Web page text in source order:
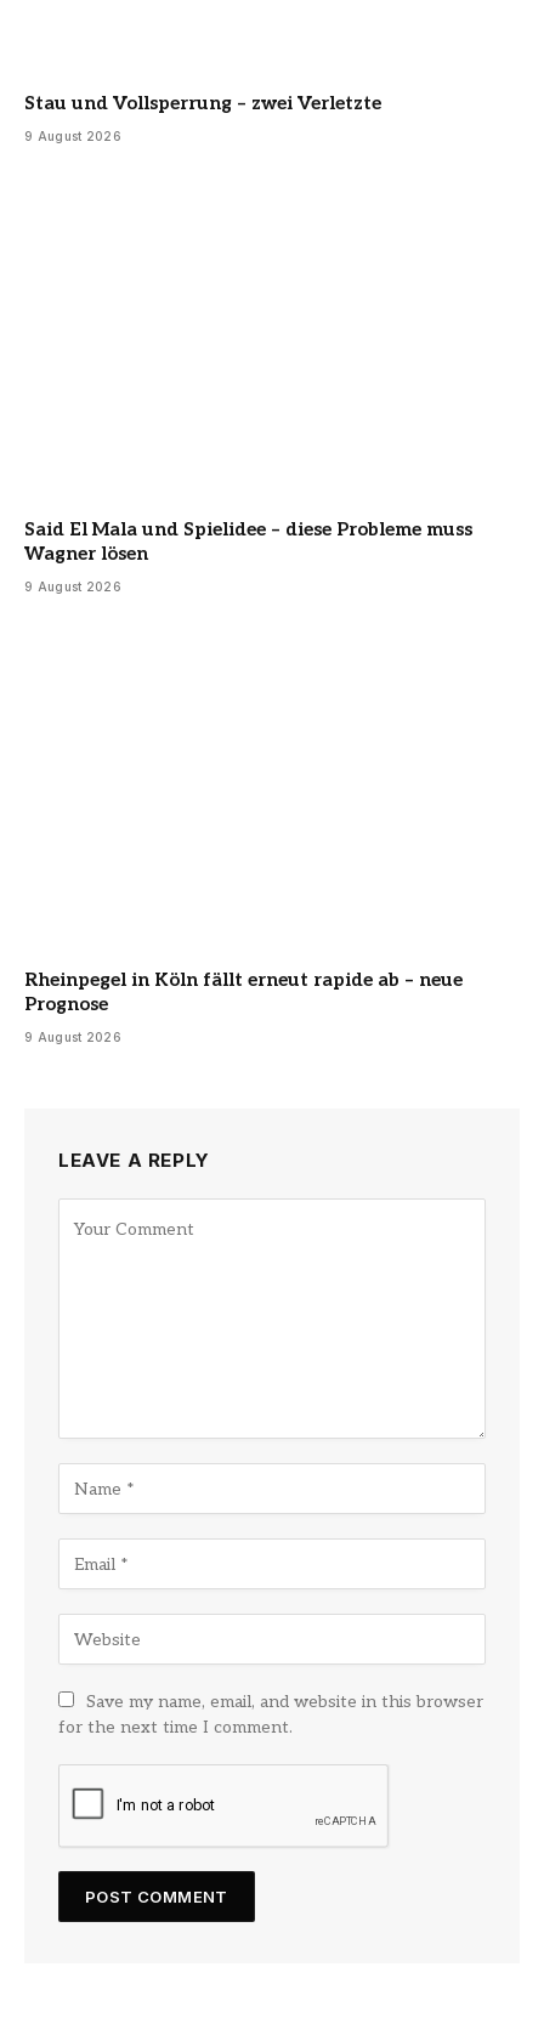
Stau und Vollsperrung – zwei Verletzte
9 August 2026
Said El Mala und Spielidee – diese Probleme muss
Wagner lösen
9 August 2026
Rheinpegel in Köln fällt erneut rapide ab – neue
Prognose
9 August 2026
LEAVE A REPLY
Save my name, email, and website in this browser
for the next time I comment.